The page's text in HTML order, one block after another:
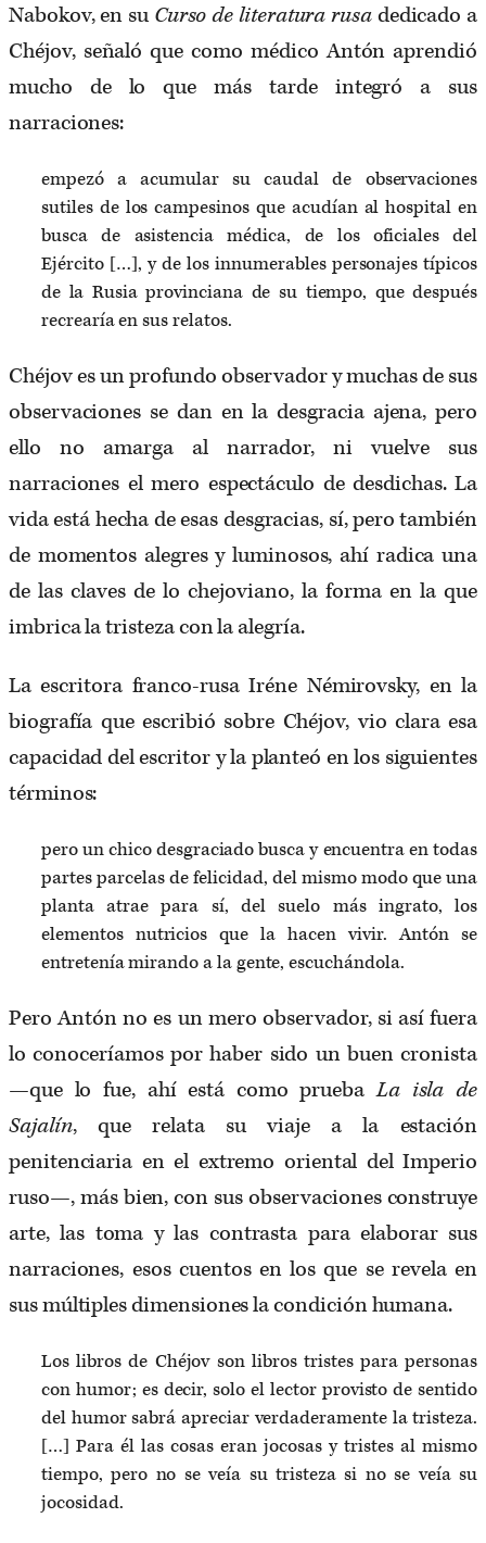
Nabokov, en suCurso de literatura rusadedicado a
Chéjov, señaló que como médico Antón aprendió
mucho de lo que más tarde integró a sus
narraciones:
empezó a acumular su caudal de observaciones
sutiles de los campesinos que acudían al hospital en
busca de asistencia médica, de los oficiales del
Ejército […], y de los innumerables personajes típicos
de la Rusia provinciana de su tiempo, que después
recrearía en sus relatos.
Chéjov es un profundo observador y muchas de sus
observaciones se dan en la desgracia ajena, pero
ello no amarga al narrador, ni vuelve sus
narraciones el mero espectáculo de desdichas. La
vida está hecha de esas desgracias, sí, pero también
de momentos alegres y luminosos, ahí radica una
de las claves de lo chejoviano, la forma en la que
imbrica la tristeza con la alegría.
La escritora franco-rusa Iréne Némirovsky, en la
biografía que escribió sobre Chéjov, vio clara esa
capacidad del escritor y la planteó en los siguientes
términos:
pero un chico desgraciado busca y encuentra en todas
partes parcelas de felicidad, del mismo modo que una
planta atrae para sí, del suelo más ingrato, los
elementos nutricios que la hacen vivir. Antón se
entretenía mirando a la gente, escuchándola.
Pero Antón no es un mero observador, si así fuera
lo conoceríamos por haber sido un buen cronista
—que lo fue, ahí está como pruebaLa isla de
Sajalín, que relata su viaje a la estación
penitenciaria en el extremo oriental del Imperio
ruso—, más bien, con sus observaciones construye
arte, las toma y las contrasta para elaborar sus
narraciones, esos cuentos en los que se revela en
sus múltiples dimensiones la condición humana.
Los libros de Chéjov son libros tristes para personas
con humor; es decir, solo el lector provisto de sentido
del humor sabrá apreciar verdaderamente la tristeza.
[…] Para él las cosas eran jocosas y tristes al mismo
tiempo, pero no se veía su tristeza si no se veía su
jocosidad.